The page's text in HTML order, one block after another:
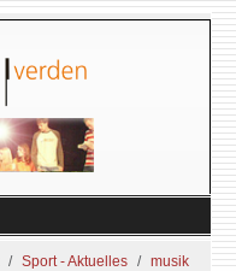
Sport - Aktuelles
musik